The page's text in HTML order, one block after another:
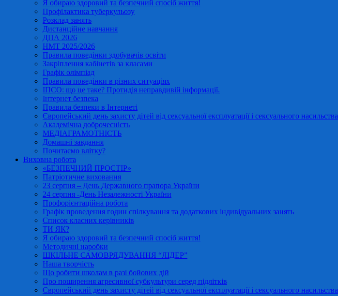
Я обираю здоровий та безпечний спосіб життя!
Профілактика туберкульозу
Розклад занять
Дистанційне навчання
ДПА 2026
НМТ 2025/2026
Правила поведінки здобувачів освіти
Закріплення кабінетів за класами
Графік олімпіад
Правила поведінки в різних ситуаціях
ІПСО: що це таке? Протидія неправдивій інформації.
Інтернет безпека
Правила безпеки в Інтернеті
Європейський день захисту дітей від сексуальної експлуатації і сексуального насильства
Академічна доброчесність
МЕДІАГРАМОТНІСТЬ
Домашні завдання
Почитаємо влітку?
Виховна робота
«БЕЗПЕЧНИЙ ПРОСТІР»
Патріотичне виховання
23 серпня – День Державного прапора України
24 серпня -День Незалежності України
Профорієнтаційна робота
Графік проведення годин спілкування та додаткових індивідуальних занять
Список класних керівників
ТИ ЯК?
Я обираю здоровий та безпечний спосіб життя!
Методичні наробки
ШКІЛЬНЕ САМОВРЯДУВАННЯ “ЛІДЕР”
Наша творчість
Що робити школам в разі бойових дій
Про поширення агресивної субкультури серед підлітків
Європейський день захисту дітей від сексуальної експлуатації і сексуального насильства